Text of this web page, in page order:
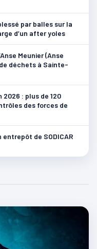
par balles sur la
d’un after yoles
Meunier (Anse
déchets à Sainte-
2026 : plus de 120
des forces de
de SODICAR